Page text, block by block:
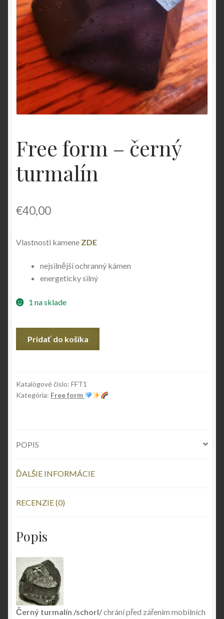
O nás
OBCHODNÉ PODMIENKY
Pokladňa
Zásady ochrany osobných údajov
Free form – černý
turmalín
€40,00
Vlastnosti kamene ZDE
nejsilnější ochranný kámen
energeticky silný
1 na sklade
černý
turmalín
Pridať do košíka
Katalógové číslo: FFT1
Kategória: Free form
POPIS
ĎALŠIE INFORMÁCIE
RECENZIE (0)
Popis
Černý turmalín /schorl/chrání před zářením mobilních